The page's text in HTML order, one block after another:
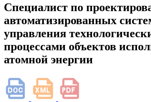
Специалист по
автоматизированных
управления
процессами объектов
атомной энергии